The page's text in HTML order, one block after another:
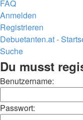
FAQ
Anmelden
Registrieren
Debuetanten.at -
Suche
Du musst
Benutzername:
Passwort: